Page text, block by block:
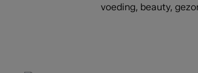
voeding, beauty,